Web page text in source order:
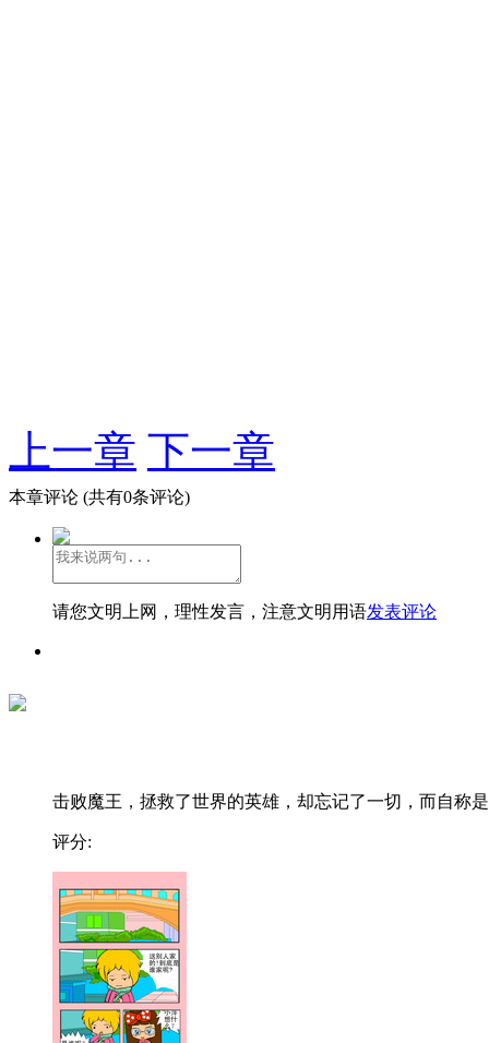
上一章 下一章
本章评论 (共有0条评论)
请您文明上网，理性发言，注意文明用语发表评论
击败魔王，拯救了世界的英雄，却忘记了一切，而自称
评分: